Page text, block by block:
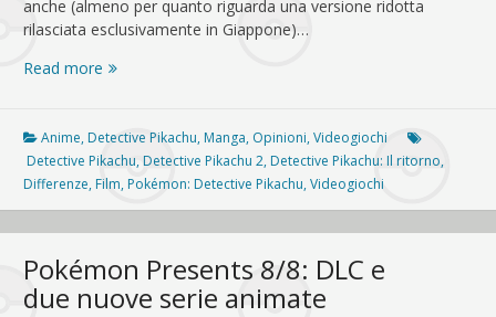
anche (almeno per quanto riguarda una versione ridotta
rilasciata esclusivamente in Giappone)…
Read more Detective
i
modi
di
recuperare
il
capitolo,
e
Anime, Detective Pikachu, Manga, Opinioni,Videogiochi
Detective Pikachu,Detective Pikachu 2, Detective Pikachu: Il ritorno,
Differenze, Film, Pokémon: Detective Pikachu,Videogiochi
Pokémon Presents 8/8: DLC e
due nuove serie animate